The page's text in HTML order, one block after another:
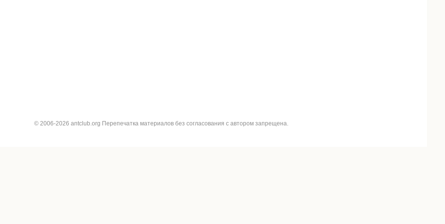
© 2006-2026 antclub.org Перепечатка материалов без согласования с автором запрещена.